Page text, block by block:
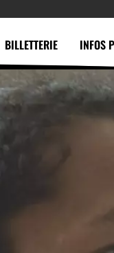
BILLETTERIE INFOS